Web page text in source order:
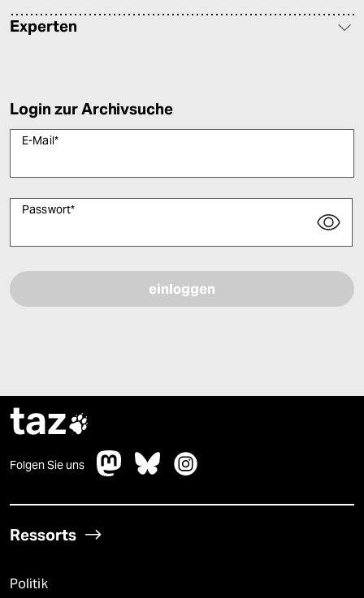
Experten
Login zur Archivsuche
E-Mail*
Passwort*
taz
Folgen Sie uns
Ressorts
Politik